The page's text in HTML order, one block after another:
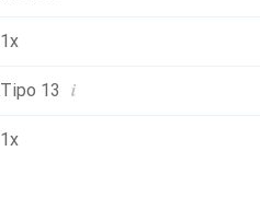
1x
Tipo 13 i
1x